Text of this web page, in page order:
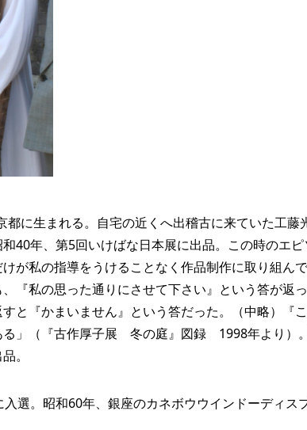
に生まれる。自宅の近くへ出稽古に来ていた工藤
40年、第5回いけばな日本展に出品。この時のエ
が私の指導をうけることなく作品制作に取り組ん
『私の思った通りにさせて下さい』という答が返
と『かまいません』という答だった。（中略）『
る」（『古作厚子展 冬の庭』図録 1998年より）
。
選。昭和60年、銀座のカネボウウインドーディス